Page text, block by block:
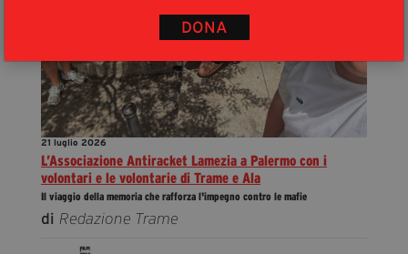
DONA
21 luglio 2026
L’Associazione Antiracket Lamezia a Palermo con i
volontari e le volontarie di Trame e Ala
Il viaggio della memoria che rafforza l'impegno contro le mafie
di Redazione Trame